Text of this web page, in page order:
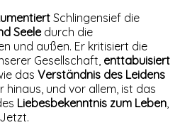
Schlingensief die
Seeledurch die
und außen. Er kritisiert die
Gesellschaft, enttabuisiert
das Verständnis des Leidens
hinaus, und vor allem, ist das
Liebesbekenntnis zum Leben